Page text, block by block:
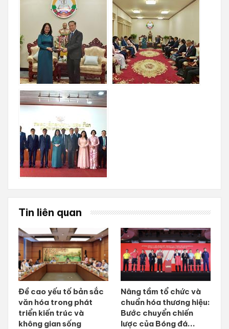
Tin liên quan
Đề cao yếu tố bản sắc
văn hóa trong phát
triển kiến trúc và
không gian sống
Nâng tầm tổ chức và
chuẩn hóa thương hiệu:
Bước chuyển chiến
lược của Bóng đá...